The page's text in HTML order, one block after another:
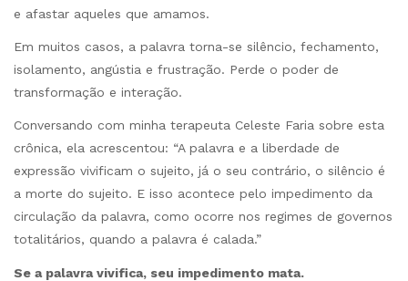
e afastar aqueles que amamos.
Em muitos casos, a palavra torna-se silêncio, fechamento,
isolamento, angústia e frustração. Perde o poder de
transformação e interação.
Conversando com minha terapeuta Celeste Faria sobre esta
crônica, ela acrescentou: “A palavra e a liberdade de
expressão vivificam o sujeito, já o seu contrário, o silêncio é
a morte do sujeito. E isso acontece pelo impedimento da
circulação da palavra, como ocorre nos regimes de governos
totalitários, quando a palavra é calada.”
Se a palavra vivifica, seu impedimento mata.